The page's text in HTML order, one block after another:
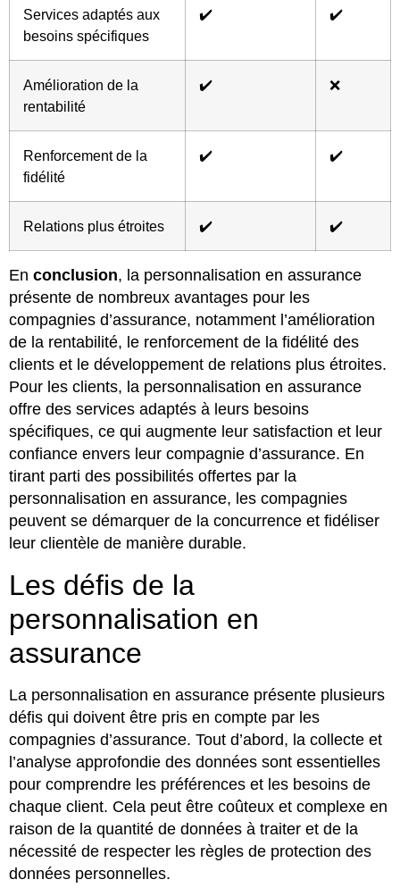
Services adaptés aux
besoins spécifiques
✔️ ✔️
Amélioration de la
rentabilité
✔️ ❌
Renforcement de la
fidélité
✔️ ✔️
Relations plus étroites ✔️ ✔️
En conclusion, la personnalisation en assurance
présente de nombreux avantages pour les
compagnies d’assurance, notamment l’amélioration
de la rentabilité, le renforcement de la fidélité des
clients et le développement de relations plus étroites.
Pour les clients, la personnalisation en assurance
offre des services adaptés à leurs besoins
spécifiques, ce qui augmente leur satisfaction et leur
confiance envers leur compagnie d’assurance. En
tirant parti des possibilités offertes par la
personnalisation en assurance, les compagnies
peuvent se démarquer de la concurrence et fidéliser
leur clientèle de manière durable.
Les défis de la
personnalisation en
assurance
La personnalisation en assurance présente plusieurs
défis qui doivent être pris en compte par les
compagnies d’assurance. Tout d’abord, la collecte et
l’analyse approfondie des données sont essentielles
pour comprendre les préférences et les besoins de
chaque client. Cela peut être coûteux et complexe en
raison de la quantité de données à traiter et de la
nécessité de respecter les règles de protection des
données personnelles.